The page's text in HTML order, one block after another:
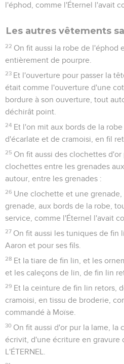
l'éphod, comme l'Éternel l'avait
Les autres vêtements
22 On fit aussi la robe de l'éphod
entièrement de pourpre.
23 Et l'ouverture pour passer la
était comme l'ouverture d'une
bordure à son ouverture, tout
déchirât point.
24 Et l'on mit aux bords de la
d'écarlate et de cramoisi, en fil
25 On fit aussi des clochettes
clochettes entre les grenades
autour, entre les grenades :
26 Une clochette et une
grenade, aux bords de la robe,
service, comme l'Éternel l'avait
27 On fit aussi les tuniques de fin
Aaron et pour ses fils.
28 Et la tiare de fin lin, et les
et les caleçons de lin, de fin lin
29 Et la ceinture de fin lin retors,
cramoisi, en tissu de broderie,
commandé à Moïse.
30 On fit aussi d'or pur la lame, la
écrivit, d'une écriture en gravure
L'ÉTERNEL.